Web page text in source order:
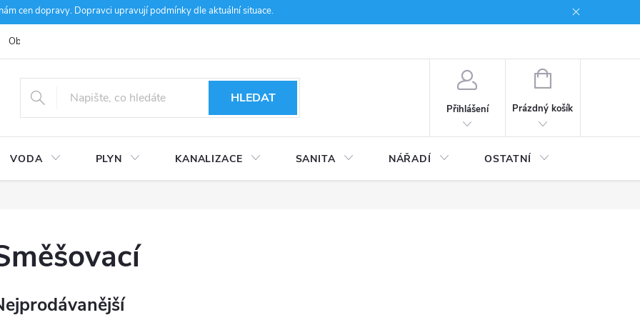
cen dopravy. Dopravci upravují podmínky dle aktuální situace.
Obchodní podmínky
HLEDAT
Přihlášení
NÁKUPNÍ
Prázdný košík
VODA PLYN KANALIZACE SANITA NÁŘADÍ OSTATNÍ